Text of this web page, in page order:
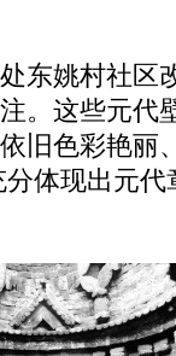
姚村社区
。这些元代
旧色彩艳丽
体现出元